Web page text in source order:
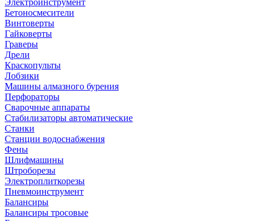
Электроинструмент
Бетоносмесители
Винтоверты
Гайковерты
Граверы
Дрели
Краскопульты
Лобзики
Машины алмазного бурения
Перфораторы
Сварочные аппараты
Стабилизаторы автоматические
Станки
Станции водоснабжения
Фены
Шлифмашины
Штроборезы
Электроплиткорезы
Пневмоинструмент
Балансиры
Балансиры тросовые